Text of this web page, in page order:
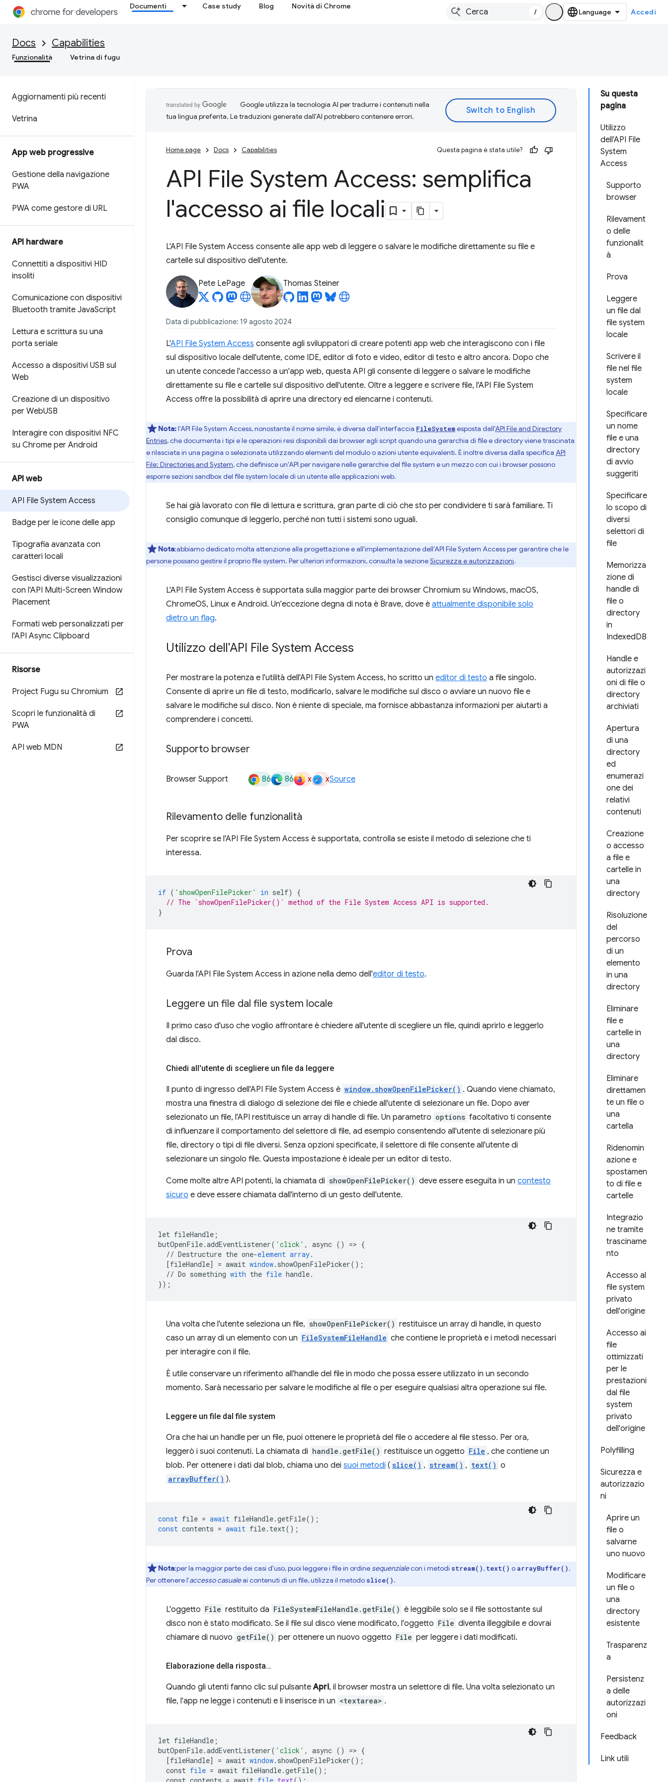
Documenti Case study Blog Novità di Chrome
/ Accedi
Docs Capabilities
Funzionalità Vetrina di fugu
Aggiornamenti più recenti
Vetrina
App web progressive
Gestione della navigazione
PWA
PWA come gestore di URL
API hardware
Connettiti a dispositivi HID
insoliti
Comunicazione con dispositivi
Bluetooth tramite JavaScript
Lettura e scrittura su una
porta seriale
Accesso a dispositivi USB sul
Web
Creazione di un dispositivo
per WebUSB
Interagire con dispositivi NFC
su Chrome per Android
API web
API File System Access
Badge per le icone delle app
Tipografia avanzata con
caratteri locali
Gestisci diverse visualizzazioni
con l'API Multi-Screen Window
Placement
Formati web personalizzati per
l'API Async Clipboard
Risorse
Project Fugu su Chromium
Scopri le funzionalità di
PWA
API web MDN
Su questa
pagina
Utilizzo
dell'API File
System
Access
Supporto
browser
Rilevament
o delle
funzionalit
à
Prova
Leggere
un file dal
file system
locale
Scrivere il
file nel file
system
locale
Specificare
un nome
file e una
directory
di avvio
suggeriti
Specificare
lo scopo di
diversi
selettori di
file
Memorizza
zione di
handle di
file o
directory
in
IndexedDB
Handle e
autorizzazi
oni di file o
directory
archiviati
Apertura
di una
directory
ed
enumerazi
one dei
relativi
contenuti
Creazione
o accesso
a file e
cartelle in
una
directory
Risoluzione
del
percorso
di un
elemento
in una
directory
Eliminare
file e
cartelle in
una
directory
Eliminare
direttamen
te un file o
una
cartella
Ridenomin
azione e
spostamen
to di file e
cartelle
Integrazio
ne tramite
trasciname
nto
Accesso al
file system
privato
dell'origine
Accesso ai
file
ottimizzati
per le
prestazioni
dal file
system
privato
dell'origine
Polyfilling
Sicurezza e
autorizzazio
ni
Aprire un
file o
salvarne
uno nuovo
Modificare
un file o
una
directory
esistente
Trasparenz
a
Persistenz
a delle
autorizzazi
oni
Feedback
Link utili
Google utilizza la tecnologia AI per tradurre i contenuti nella
tua lingua preferita. Le traduzioni generate dall'AI potrebbero contenere errori.
Home page Docs Capabilities Questa pagina è stata utile?
API File System Access: semplifica
l'accesso ai file locali
L'API File System Access consente alle app web di leggere o salvare le modifiche direttamente su file e
cartelle sul dispositivo dell'utente.
Pete LePage Thomas Steiner
Data di pubblicazione: 19 agosto 2024
L'API File System Access consente agli sviluppatori di creare potenti app web che interagiscono con i file
sul dispositivo locale dell'utente, come IDE, editor di foto e video, editor di testo e altro ancora. Dopo che
un utente concede l'accesso a un'app web, questa API gli consente di leggere o salvare le modifiche
direttamente su file e cartelle sul dispositivo dell'utente. Oltre a leggere e scrivere file, l'API File System
Access offre la possibilità di aprire una directory ed elencarne i contenuti.
Nota:l'API File System Access, nonostante il nome simile, è diversa dall'interfaccia FileSystemesposta dall'API File and Directory
Entries, che documenta i tipi e le operazioni resi disponibili dai browser agli script quando una gerarchia di file e directory viene trascinata
e rilasciata in una pagina o selezionata utilizzando elementi del modulo o azioni utente equivalenti. È inoltre diversa dalla specifica API
File: Directories and System, che definisce un'API per navigare nelle gerarchie del file system e un mezzo con cui i browser possono
esporre sezioni sandbox del file system locale di un utente alle applicazioni web.
Se hai già lavorato con file di lettura e scrittura, gran parte di ciò che sto per condividere ti sarà familiare. Ti
consiglio comunque di leggerlo, perché non tutti i sistemi sono uguali.
Nota:abbiamo dedicato molta attenzione alla progettazione e all'implementazione dell'API File System Access per garantire che le
persone possano gestire il proprio file system. Per ulteriori informazioni, consulta la sezioneSicurezza e autorizzazioni.
L'API File System Access è supportata sulla maggior parte dei browser Chromium su Windows, macOS,
ChromeOS, Linux e Android. Un'eccezione degna di nota è Brave, dove è attualmente disponibile solo
dietro un flag.
Utilizzo dell'API File System Access
Per mostrare la potenza e l'utilità dell'API File System Access, ho scritto un editor di testo a file singolo.
Consente di aprire un file di testo, modificarlo, salvare le modifiche sul disco o avviare un nuovo file e
salvare le modifiche sul disco. Non è niente di speciale, ma fornisce abbastanza informazioni per aiutarti a
comprendere i concetti.
Supporto browser
Browser Support 86 86 x xSource
Rilevamento delle funzionalità
Per scoprire se l'API File System Access è supportata, controlla se esiste il metodo di selezione che ti
interessa.
if ( 'showOpenFilePicker' in self)
{
// The `showOpenFilePicker()` method of the File System Access API is supported.
}
Prova
Guarda l'API File System Access in azione nella demo dell'editor di testo.
Leggere un file dal file system locale
Il primo caso d'uso che voglio affrontare è chiedere all'utente di scegliere un file, quindi aprirlo e leggerlo
dal disco.
Chiedi all'utente di scegliere un file da leggere
Il punto di ingresso dell'API File System Access è window.showOpenFilePicker() . Quando viene chiamato,
mostra una finestra di dialogo di selezione dei file e chiede all'utente di selezionare un file. Dopo aver
selezionato un file, l'API restituisce un array di handle di file. Un parametro options facoltativo ti consente
di influenzare il comportamento del selettore di file, ad esempio consentendo all'utente di selezionare più
file, directory o tipi di file diversi. Senza opzioni specificate, il selettore di file consente all'utente di
selezionare un singolo file. Questa impostazione è ideale per un editor di testo.
Come molte altre API potenti, la chiamata di showOpenFilePicker() deve essere eseguita in un contesto
sicuro e deve essere chiamata dall'interno di un gesto dell'utente.
let fileHandle ;
butOpenFile.addEventListener( 'click' , async () => {
// Destructure the one-element array.
[fileHandle] = await window. showOpenFilePicker();
// Do something with the file handle.
});
Una volta che l'utente seleziona un file, showOpenFilePicker() restituisce un array di handle, in questo
caso un array di un elemento con un FileSystemFileHandle che contiene le proprietà e i metodi necessari
per interagire con il file.
È utile conservare un riferimento all'handle del file in modo che possa essere utilizzato in un secondo
momento. Sarà necessario per salvare le modifiche al file o per eseguire qualsiasi altra operazione sui file.
Leggere un file dal file system
Ora che hai un handle per un file, puoi ottenere le proprietà del file o accedere al file stesso. Per ora,
leggerò i suoi contenuti. La chiamata di handle.getFile() restituisce un oggetto File , che contiene un
blob. Per ottenere i dati dal blob, chiama uno dei suoi metodi ( slice() , stream() , text() o
arrayBuffer() ).
const file = await fileHandle.getFile();
const contents = await file. text();
Nota:per la maggior parte dei casi d'uso, puoi leggere i file in ordine sequenzialecon i metodi stream(), text() o arrayBuffer().
Per ottenere l'accesso casualeai contenuti di un file, utilizza il metodo slice().
L'oggetto File restituito da FileSystemFileHandle.getFile() è leggibile solo se il file sottostante sul
disco non è stato modificato. Se il file sul disco viene modificato, l'oggetto File diventa illeggibile e dovrai
chiamare di nuovo getFile() per ottenere un nuovo oggetto File per leggere i dati modificati.
Elaborazione della risposta…
Quando gli utenti fanno clic sul pulsanteApri, il browser mostra un selettore di file. Una volta selezionato un
file, l'app ne legge i contenuti e li inserisce in un <textarea> .
let fileHandle ;
butOpenFile.addEventListener( 'click' , async () => {
[fileHandle] = await window. showOpenFilePicker();
const file = await fileHandle.getFile();